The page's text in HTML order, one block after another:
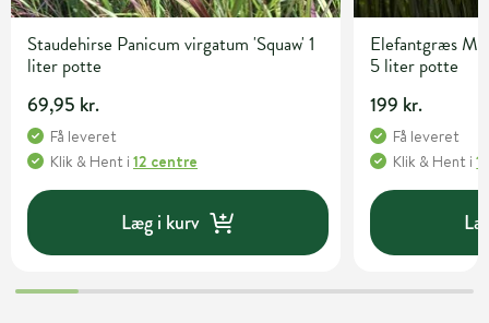
Staudehirse Panicum virgatum 'Squaw' 1
liter potte
69,95 kr.
Få leveret
Klik & Hent i 12 centre
Læg i kurv
Elefantgræs
5 liter potte
199 kr.
Få leveret
Klik & Hent i